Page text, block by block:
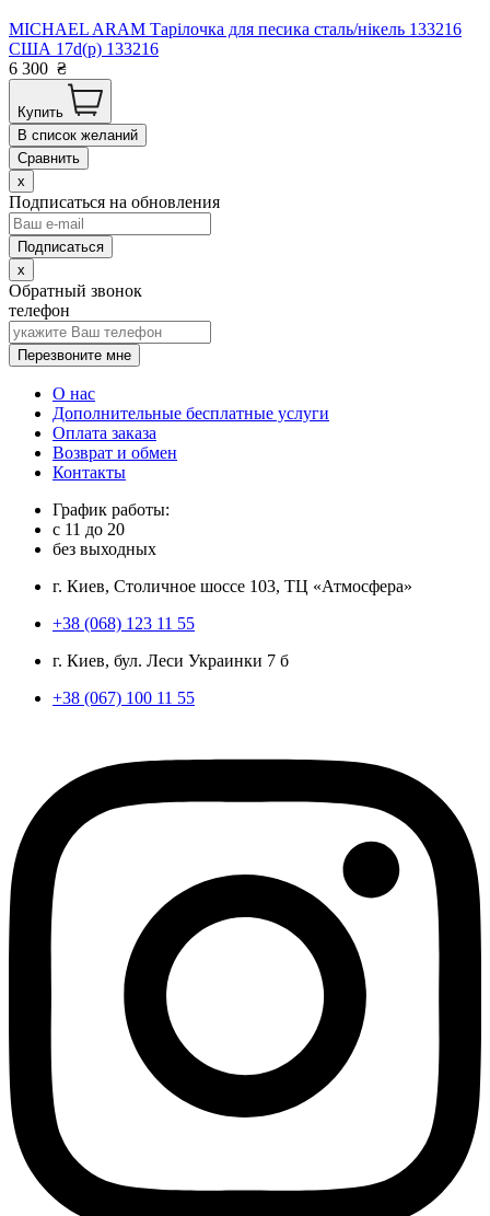
MICHAEL ARAM Тарілочка для песика сталь/нікель 133216
США 17d(р) 133216
6 300 ₴
Купить
В список желаний
Сравнить
x
Подписаться на обновления
x
Обратный звонок
телефон
Перезвоните мне
О нас
Дополнительные бесплатные услуги
Оплата заказа
Возврат и обмен
Контакты
График работы:
с 11 до 20
без выходных
г. Киев, Столичное шоссе 103, ТЦ «Атмосфера»
+38 (068) 123 11 55
г. Киев, бул. Леси Украинки 7 б
+38 (067) 100 11 55